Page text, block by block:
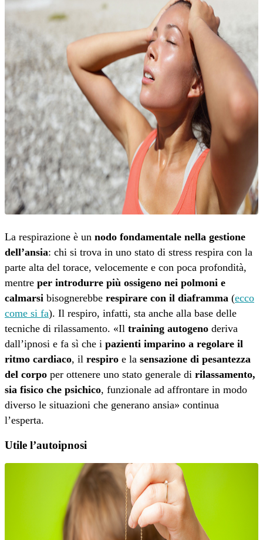
La respirazione è un nodo fondamentale nella gestione
dell’ansia: chi si trova in uno stato di stress respira con la
parte alta del torace, velocemente e con poca profondità,
mentre per introdurre più ossigeno nei polmoni e
calmarsi bisognerebbe respirare con il diaframma (ecco
come si fa). Il respiro, infatti, sta anche alla base delle
tecniche di rilassamento. «Il training autogeno deriva
dall’ipnosi e fa sì che i pazienti imparino a regolare il
ritmo cardiaco, il respiro e la sensazione di pesantezza
del corpo per ottenere uno stato generale di rilassamento,
sia fisico che psichico, funzionale ad affrontare in modo
diverso le situazioni che generano ansia» continua
l’esperta.
Utile l’autoipnosi